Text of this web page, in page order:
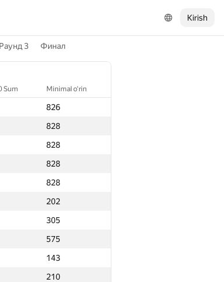
Kirish
Раунд 3 Финал
Sum Minimal o‘rin
826
828
828
828
828
202
305
575
143
210